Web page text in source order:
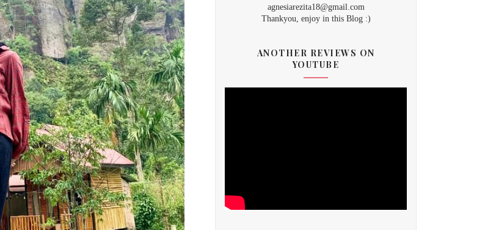
agnesiarezita18@gmail.com
Thankyou, enjoy in this Blog :)
ANOTHER REVIEWS ON
YOUTUBE